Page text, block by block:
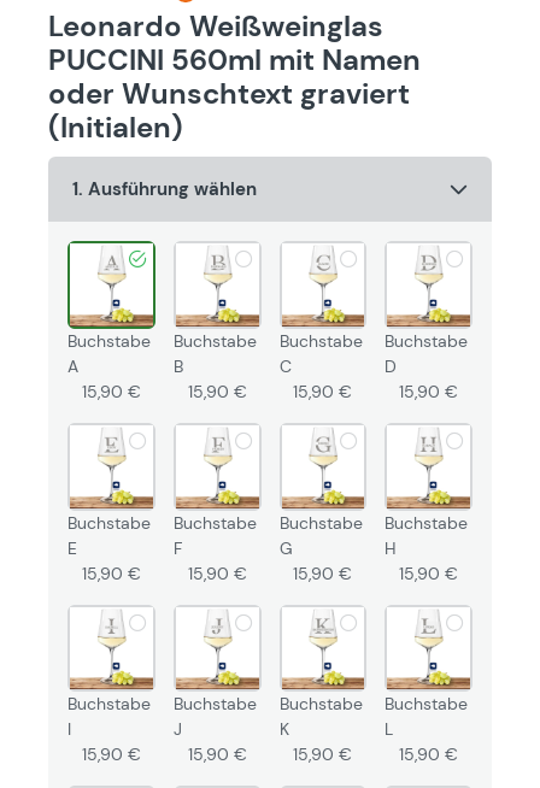
Leonardo Weißweinglas
PUCCINI 560ml mit Namen
oder Wunschtext graviert
(Initialen)
1. Ausführung wählen
Buchstabe
A
15,90 €
Buchstabe
B
15,90 €
Buchstabe
C
15,90 €
Buchstabe
D
15,90 €
Buchstabe
E
15,90 €
Buchstabe
F
15,90 €
Buchstabe
G
15,90 €
Buchstabe
H
15,90 €
Buchstabe
I
15,90 €
Buchstabe
J
15,90 €
Buchstabe
K
15,90 €
Buchstabe
L
15,90 €